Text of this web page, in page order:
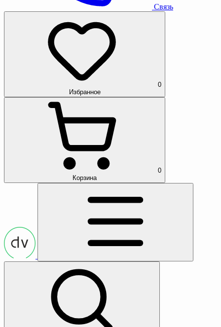
Связь
0
Избранное
0
Корзина